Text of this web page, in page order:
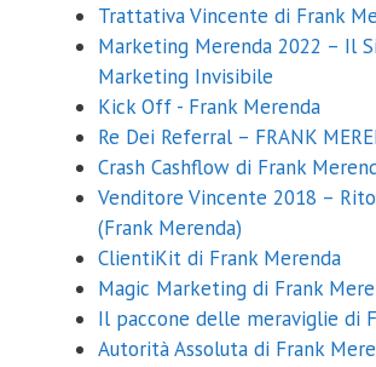
Trattativa Vincente di Frank
Marketing Merenda 2022 – Il
Marketing Invisibile
Kick Off - Frank Merenda
Re Dei Referral – FRANK
Crash Cashflow di Frank
Venditore Vincente 2018 –
(Frank Merenda)
ClientiKit di Frank Merenda
Magic Marketing di Frank
Il paccone delle meraviglie di
Autorità Assoluta di Frank
Coupon Sconto